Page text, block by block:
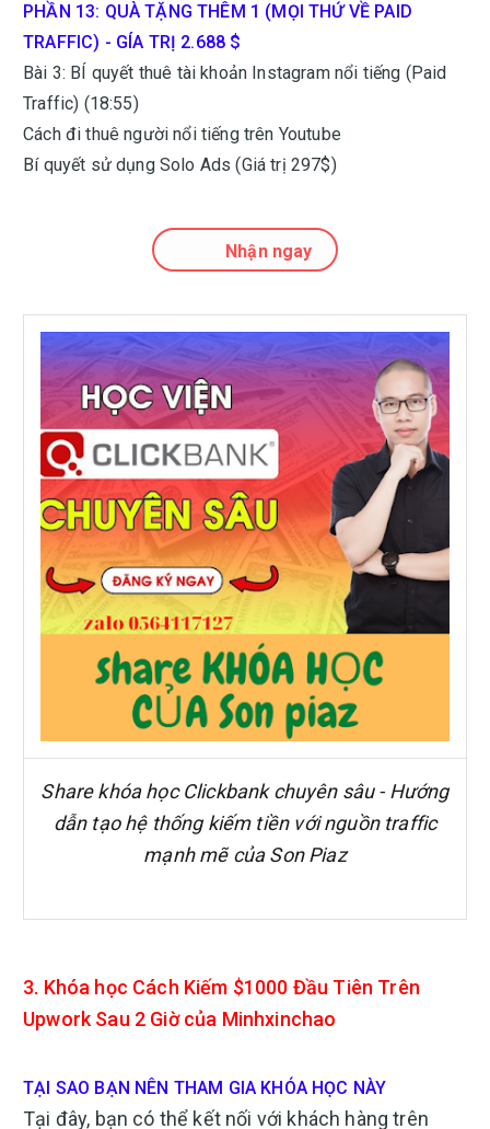
PHẦN 13: QUÀ TẶNG THÊM 1 (MỌI THỨ VỀ PAID
TRAFFIC) - GÍA TRỊ 2.688 $
Bài 3: BÍ quyết thuê tài khoản Instagram nổi tiếng (Paid
Traffic) (18:55)
Cách đi thuê người nổi tiếng trên Youtube
Bí quyết sử dụng Solo Ads (Giá trị 297$)
Nhận ngay
Share khóa học Clickbank chuyên sâu - Hướng
dẫn tạo hệ thống kiếm tiền với nguồn traffic
mạnh mẽ của Son Piaz
3. Khóa học Cách Kiếm $1000 Đầu Tiên Trên
Upwork Sau 2 Giờ của Minhxinchao
TẠI SAO BẠN NÊN THAM GIA KHÓA HỌC NÀY
Tại đây, bạn có thể kết nối với khách hàng trên